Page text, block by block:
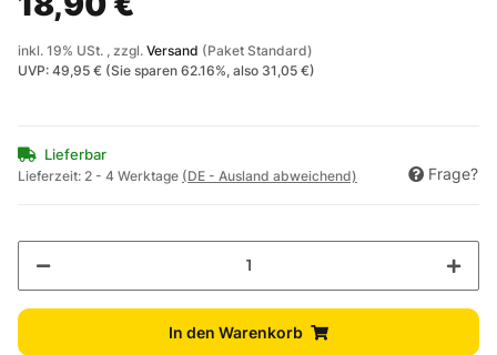
inkl. 19% USt. , zzgl. Versand (Paket Standard)
UVP: 49,95 € (Sie sparen 62.16% , also 31,05 €)
Lieferbar
Lieferzeit: 2 - 4 Werktage (DE - Ausland abweichend) Frage?
In den Warenkorb